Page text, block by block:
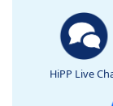
HiPP Live